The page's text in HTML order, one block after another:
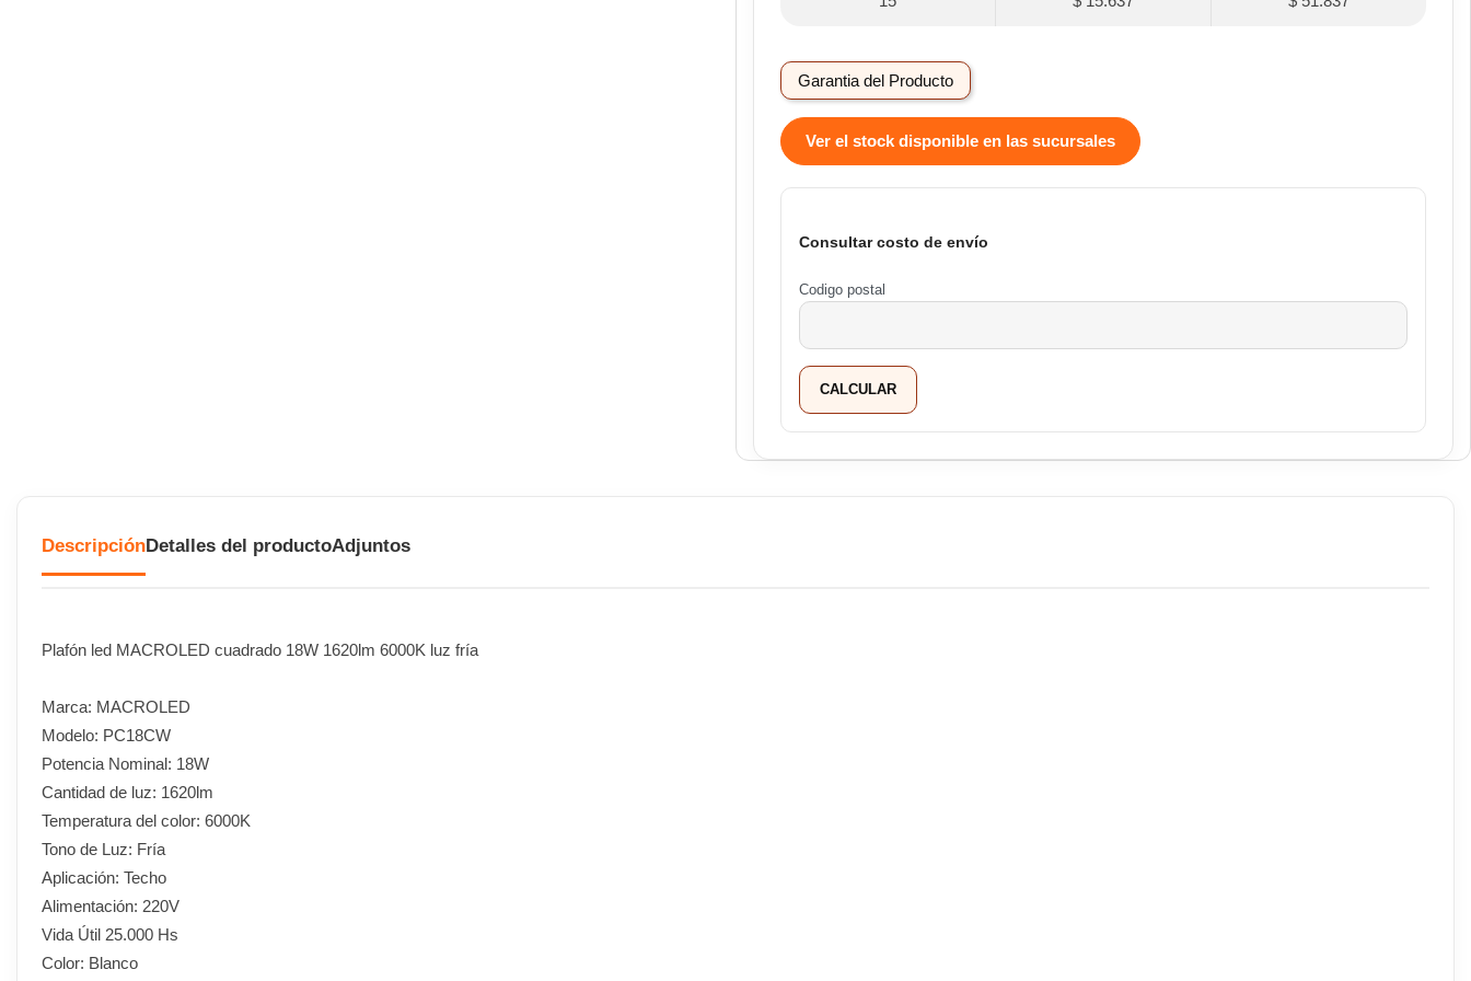
Garantia del Producto
Ver el stock disponible en las sucursales
Consultar costo de envío
Codigo postal
CALCULAR
DescripciónDetalles del productoAdjuntos
Plafón led MACROLED cuadrado 18W 1620lm 6000K luz fría
Marca: MACROLED
Modelo: PC18CW
Potencia Nominal: 18W
Cantidad de luz: 1620lm
Temperatura del color: 6000K
Tono de Luz: Fría
Aplicación: Techo
Alimentación: 220V
Vida Útil 25.000 Hs
Color: Blanco